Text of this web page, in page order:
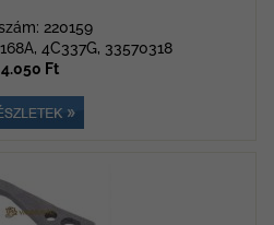
220159
4C337G, 33570318
4.050 Ft